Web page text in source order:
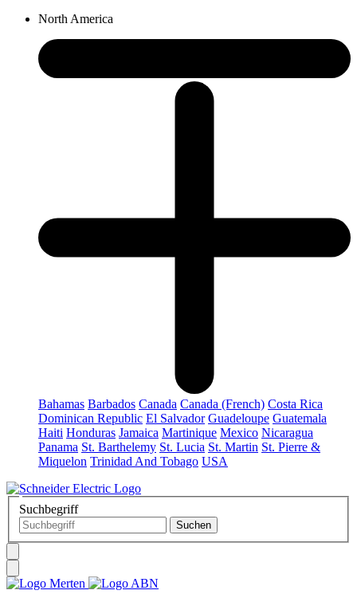
North America
Bahamas Barbados Canada Canada (French) Costa Rica
Dominican Republic El Salvador Guadeloupe Guatemala
Haiti Honduras Jamaica Martinique Mexico Nicaragua
Panama St. Barthelemy St. Lucia St. Martin St. Pierre &
Miquelon Trinidad And Tobago USA
Suchbegriff